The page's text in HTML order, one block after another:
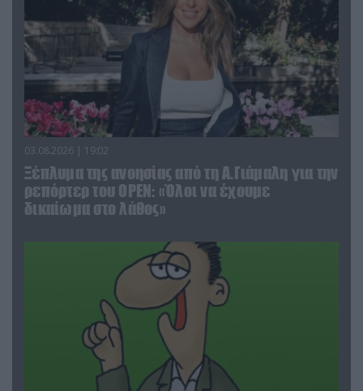
03.08.2026 | 19:02
Ξέπλυμα της ανοησίας από τη Α.Γιάμαλη για την
ρεπόρτερ του ΟΡΕΝ: «Όλοι να έχουμε
δικαίωμα στο λάθος»